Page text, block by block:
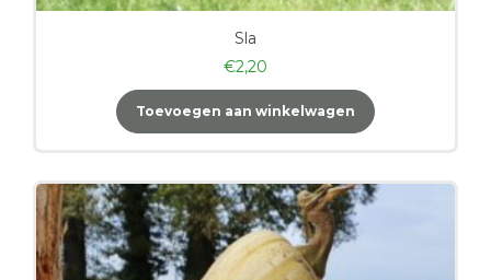
Sla
€2,20
Toevoegen aan winkelwagen